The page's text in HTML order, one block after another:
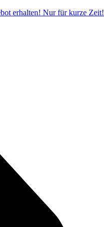
erhalten! Nur für kurze Zeit!